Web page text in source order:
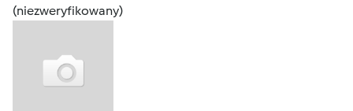
(niezweryfikowany)